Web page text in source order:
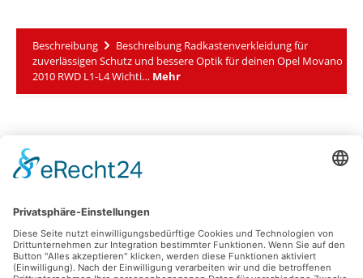
Beschreibung
Beschreibung Radkastenverkleidung für
zuverlässigen Schutz und bessere Optik für deinen Opel Movano
2010 RWD L1-L4 Wichti… Mehr
Für den Laderaum
Anbauten
Entdecken
Abmessungen